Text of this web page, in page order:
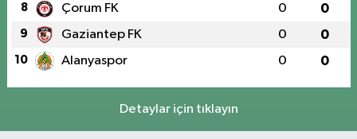
8 Çorum FK 0 0
9 Gaziantep FK 0 0
10 Alanyaspor 0 0
Detaylar için tıklayın